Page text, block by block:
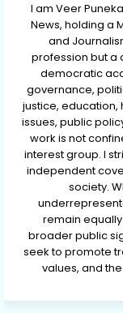
I am Veer
News, holding a
and
profession but a
democratic
governance,
justice,
issues, public
work is not
interest group. I
independent
society.
remain
broader public
seek to promote
values, and